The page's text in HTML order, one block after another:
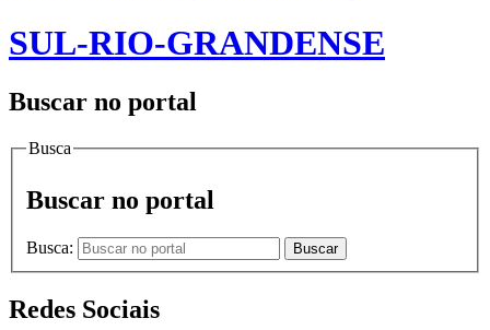
SUL-RIO-GRANDENSE
Buscar no portal
Busca
Buscar no portal
Busca: Buscar
Redes Sociais